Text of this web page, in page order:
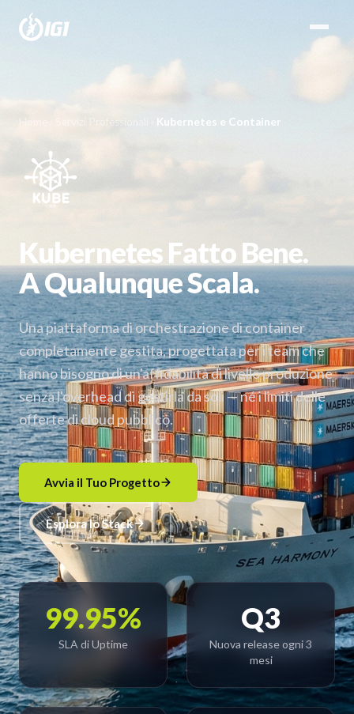
Kubernetes e Container
Kubernetes Fatto Bene.
A Qualunque Scala.
Una piattaforma di orchestrazione di container
completamente gestita, progettata per i team che
hanno bisogno di un'affidabilità di livello produzione
senza l'overhead di gestirla da soli — né i limiti delle
offerte di cloud pubblico.
Avvia il Tuo Progetto
Esplora lo Stack
99.95%
SLA di Uptime
Q3
Nuova release ogni 3
mesi